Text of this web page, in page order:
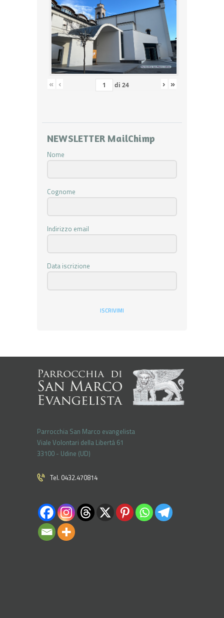
« ‹ di 24 › »
NEWSLETTER MailChimp
Nome
Cognome
Indirizzo email
Data iscrizione
ISCRIVIMI
Parrocchia San Marco evangelista
Viale Volontari della Libertá 61
33100 - Udine (UD)
Tel. 0432.470814